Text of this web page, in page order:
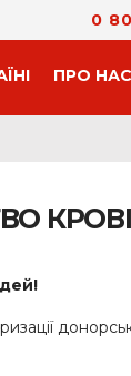
0
ПРО НАС
КРОВІ